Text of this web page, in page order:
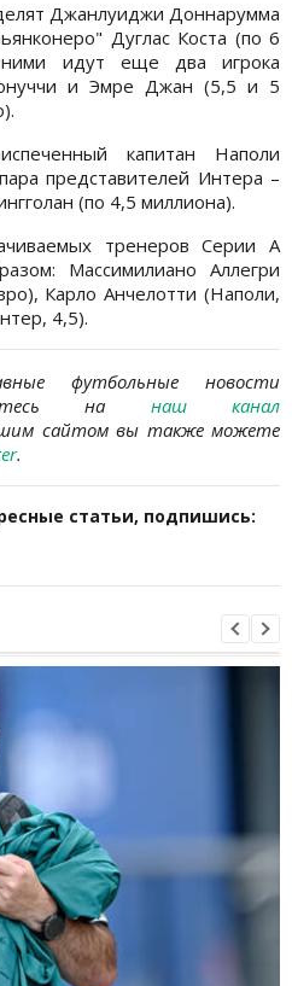
Джанлуиджи Доннарумма
Дуглас Коста (по 6
идут еще два игрока
и Эмре Джан (5,5 и 5
капитан Наполи
представителей Интера –
(по 4,5 миллиона).
тренеров Серии А
Массимилиано Аллегри
Карло Анчелотти (Наполи,
4,5).
футбольные новости
на
наш канал
сайтом вы также можете
.
статьи, подпишись: